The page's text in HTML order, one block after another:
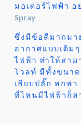
มอเตอร์ไฟฟ้า อ
Spray
ซึ่งมีข้อดีมากมา
อากาศแบบเดิม
ไฟฟ้า ทำให้สาม
โวลท์ มีทั้งขนา
เสียบปลั๊ก พกพา
ที่ไหนมีไฟฟ้าก็ส